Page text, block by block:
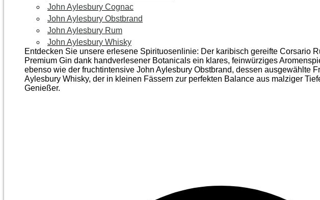
John Aylesbury Cognac
John Aylesbury Obstbrand
John Aylesbury Rum
John Aylesbury Whisky
Entdecken Sie unsere erlesene Spirituosenlinie: Der karibisch gereifte Corsario
Premium Gin dank handverlesener Botanicals ein klares, feinwürziges
ebenso wie der frucht­intensive John Aylesbury Obstbrand, dessen ausgewählte
Aylesbury Whisky, der in kleinen Fässern zur perfekten Balance aus malziger
Genießer.